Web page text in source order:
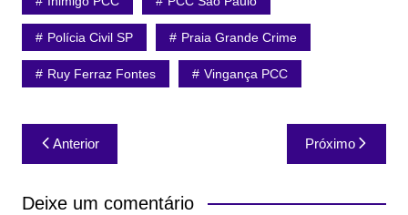
Polícia Civil SP Praia Grande Crime
Ruy Ferraz Fontes Vingança PCC
Navegação
de
Post
Anterior Próximo
Deixe um comentário